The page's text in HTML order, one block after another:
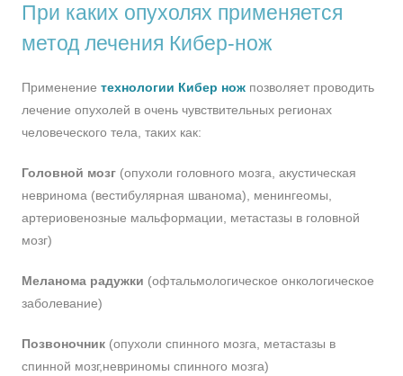
При каких опухолях применяется
метод лечения Кибер-нож
Применение технологии Кибер нож позволяет проводить
лечение опухолей в очень чувствительных регионах
человеческого тела, таких как:
Головной мозг (опухоли головного мозга, акустическая
невринома (вестибулярная шванома), менингеомы,
артериовенозные мальформации, метастазы в головной
мозг)
Меланома радужки (офтальмологическое онкологическое
заболевание)
Позвоночник (опухоли спинного мозга, метастазы в
спинной мозг,невриномы спинного мозга)